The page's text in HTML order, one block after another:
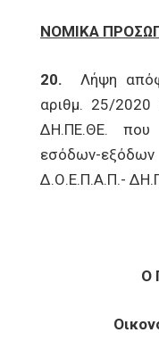
ΝΟΜΙΚΑ
20.
Λήψη
αριθμ. 25/
ΔΗ.ΠΕ.ΘΕ. που
εσόδων-
Δ.Ο.Ε.Π.Α.Π.-
Ο